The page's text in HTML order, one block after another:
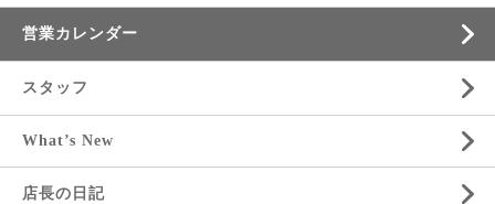
営業カレンダー
スタッフ
What’s New
店長の日記